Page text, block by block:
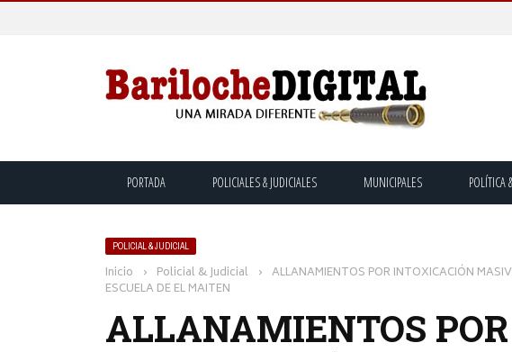
PORTADA POLICIALES & JUDICIALES MUNICIPALES POLÍTICA
POLICIAL & JUDICIAL
Inicio › Policial & Judicial › ALLANAMIENTOS POR INTOXICACIÓN
ESCUELA DE EL MAITEN
ALLANAMIENTOS POR